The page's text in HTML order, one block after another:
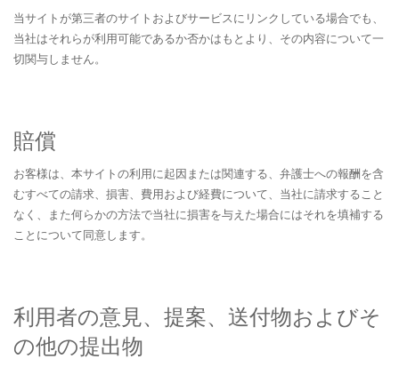
当サイトが第三者のサイトおよびサービスにリンクしている場合でも、
当社はそれらが利用可能であるか否かはもとより、その内容について一
切関与しません。
賠償
お客様は、本サイトの利用に起因または関連する、弁護士への報酬を含
むすべての請求、損害、費用および経費について、当社に請求すること
なく、また何らかの方法で当社に損害を与えた場合にはそれを填補する
ことについて同意します。
利用者の意見、提案、送付物およびそ
の他の提出物